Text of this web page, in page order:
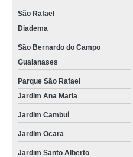
São Rafael
Diadema
São Bernardo do Campo
Guaianases
Parque São Rafael
Jardim Ana Maria
Jardim Cambuí
Jardim Ocara
Jardim Santo Alberto